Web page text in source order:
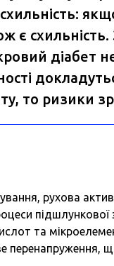
є схильність.
діабет
то ризики
рухова
та
перенапруження,